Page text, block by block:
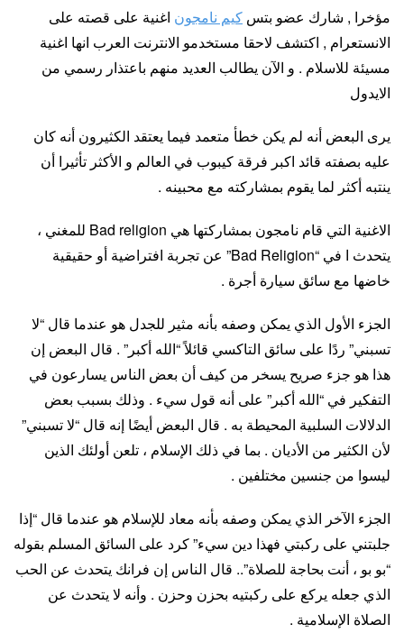
مؤخرا , شارك عضو بتس كيم نامجون اغنية على قصته على
الانستعرام , اكتشف لاحقا مستخدمو الانترنت العرب انها اغنية
مسيئة للاسلام . و الآن يطالب العديد منهم باعتذار رسمي من
الايدول
يرى البعض أنه لم يكن خطأ متعمد فيما يعتقد الكثيرون أنه كان
عليه بصفته قائد اكبر فرقة كيبوب في العالم و الأكثر تأثيرا أن
ينتبه أكثر لما يقوم بمشاركته مع محبينه .
الاغنية التي قام نامجون بمشاركتها هي Bad religion للمغني ،
يتحدث ا في “Bad Religion” عن تجربة افتراضية أو حقيقية
خاضها مع سائق سيارة أجرة .
الجزء الأول الذي يمكن وصفه بأنه مثير للجدل هو عندما قال “لا
تسبني” ردًا على سائق التاكسي قائلاً “الله أكبر” . قال البعض إن
هذا هو جزء صريح يسخر من كيف أن بعض الناس يسارعون في
التفكير في “الله أكبر” على أنه قول سيء . وذلك بسبب بعض
الدلالات السلبية المحيطة به . قال البعض أيضًا إنه قال “لا تسبني”
لأن الكثير من الأديان . بما في ذلك الإسلام ، تلعن أولئك الذين
ليسوا من جنسين مختلفين .
الجزء الآخر الذي يمكن وصفه بأنه معاد للإسلام هو عندما قال “إذا
جلبتني على ركبتي فهذا دين سيء” كرد على السائق المسلم بقوله
“بو بو ، أنت بحاجة للصلاة”.. قال الناس إن فرانك يتحدث عن الحب
الذي جعله يركع على ركبتيه بحزن وحزن . وأنه لا يتحدث عن
الصلاة الإسلامية .